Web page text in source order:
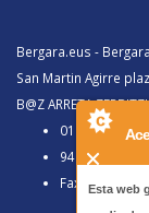
Esta web
Bergara.eus -
San Martin Agirre
B@Z ARRETA
010,
943 77 91 00,
Faxa 943 77 91